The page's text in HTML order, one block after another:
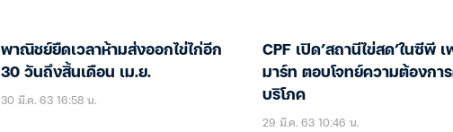
พาณิชย์ยืดเวลาห้ามส่งออกไข่ไก่อีก
30 วันถึงสิ้นเดือน เม.ย.
30 มี.ค. 63 16:58 น.
CPF เปิด’สถานีไข่สด’ในซีพี เ
มาร์ท ตอบโจทย์ความต้องกา
บริโภค
29 มี.ค. 63 10:46 น.